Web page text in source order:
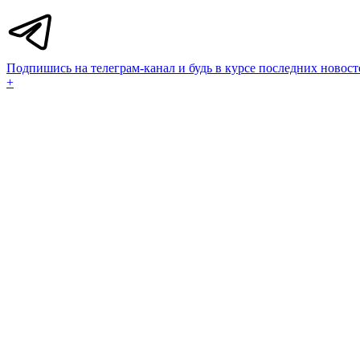
Подпишись на телеграм-канал и будь в курсе последних
+